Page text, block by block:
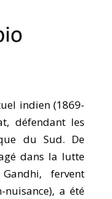
indien (1869-
défendant les
du Sud. De
dans la lutte
fervent
nuisance), a été